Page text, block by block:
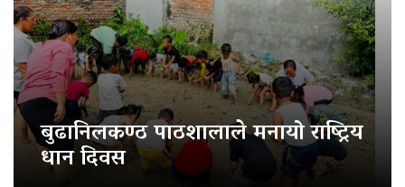
बुढानिलकण्ठ पाठशालाले मनायो राष्ट्रिय
धान दिवस